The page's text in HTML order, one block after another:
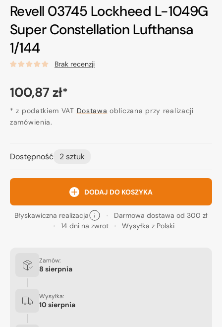
Revell 03745 Lockheed L-1049G
Super Constellation Lufthansa
1/144
Brak recenzji
Cena
regularna
100,87 zł*
* z podatkiem VAT Dostawa obliczana przy realizacji
zamówienia.
Dostępność 2 sztuk
DODAJ DO KOSZYKA
Błyskawiczna realizacja
Darmowa dostawa od 300 zł
14 dni na zwrot
Wysyłka z Polski
Zamów:
8 sierpnia
Wysyłka:
10 sierpnia